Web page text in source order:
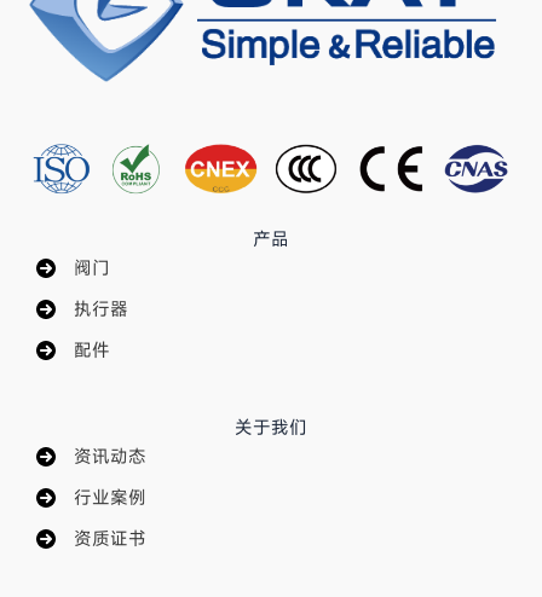
产品
阀门
执行器
配件
关于我们
资讯动态
行业案例
资质证书